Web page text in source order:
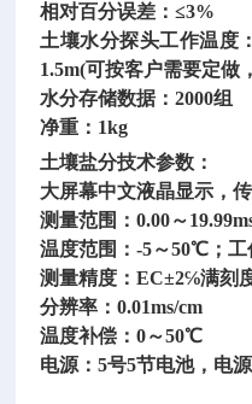
相对百分误差：≤3%
土壤水分探头工作温度：
1.5m(可按客户需要定做
水分存储数据：2000组
净重： 1kg
土壤盐分技术参数：
大屏幕中文液晶显示，
测量范围：0.00～
温度范围：-5～50℃；
测量精度：EC±2℅满刻
分辨率：0.01ms/cm
温度补偿：0～50℃
电源：5号5节电池，电